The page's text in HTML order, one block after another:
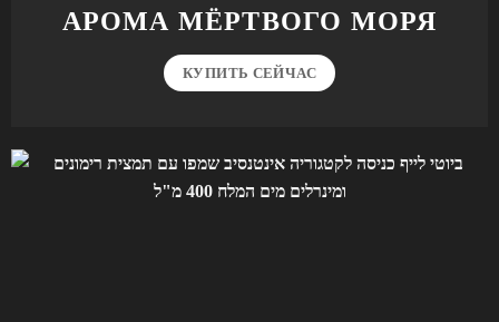
АРОМА МЁРТВОГО МОРЯ
КУПИТЬ СЕЙЧАС